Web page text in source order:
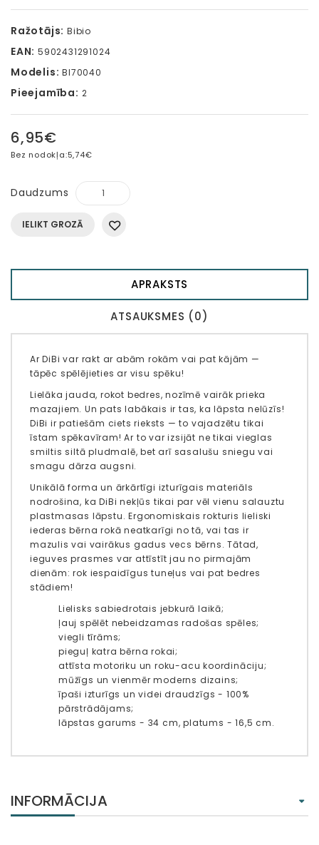
Ražotājs: Bibio
EAN: 5902431291024
Modelis: BI70040
Pieejamība: 2
6,95€
Bez nodokļa:5,74€
Daudzums
IELIKT GROZĀ
APRAKSTS
ATSAUKSMES (0)
Ar DiBi var rakt ar abām rokām vai pat kājām —
tāpēc spēlējieties ar visu spēku!
Lielāka jauda, ​​rokot bedres, nozīmē vairāk prieka
mazajiem. Un pats labākais ir tas, ka lāpsta nelūzīs!
DiBi ir patiešām ciets rieksts — to vajadzētu tikai
īstam spēkavīram! Ar to var izsijāt ne tikai vieglas
smiltis siltā pludmalē, bet arī sasalušu sniegu vai
smagu dārza augsni.
Unikālā forma un ārkārtīgi izturīgais materiāls
nodrošina, ka DiBi nekļūs tikai par vēl vienu salauztu
plastmasas lāpstu. Ergonomiskais rokturis lieliski
iederas bērna rokā neatkarīgi no tā, vai tas ir
mazulis vai vairākus gadus vecs bērns. Tātad,
ieguves prasmes var attīstīt jau no pirmajām
dienām: rok iespaidīgus tuneļus vai pat bedres
stādiem!
Lielisks sabiedrotais jebkurā laikā;
ļauj spēlēt nebeidzamas radošas spēles;
viegli tīrāms;
pieguļ katra bērna rokai;
attīsta motoriku un roku-acu koordināciju;
mūžīgs un vienmēr moderns dizains;
īpaši izturīgs un videi draudzīgs - 100%
pārstrādājams;
lāpstas garums - 34 cm, platums - 16,5 cm.
INFORMĀCIJA